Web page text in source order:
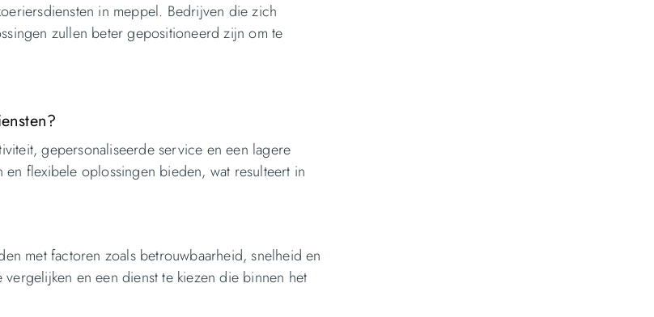
in meppel. Bedrijven die zich
zullen beter gepositioneerd zijn om te
gepersonaliseerde service en een lagere
flexibele oplossingen bieden, wat resulteert in
met factoren zoals betrouwbaarheid, snelheid en
en een dienst te kiezen die binnen het